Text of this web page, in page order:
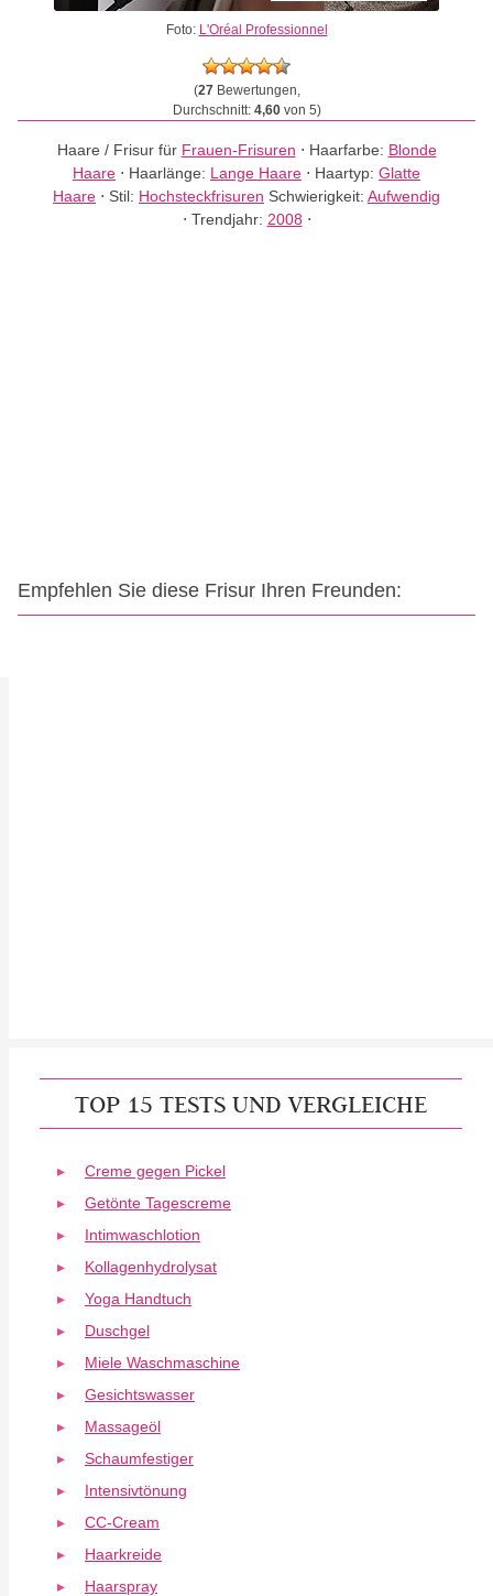
Foto: L'Oréal Professionnel
(27Bewertungen,
Durchschnitt: 4,60von 5)
Haare / Frisur für Frauen-Frisuren ⋅ Haarfarbe: Blonde
Haare ⋅ Haarlänge: Lange Haare ⋅ Haartyp: Glatte
Haare ⋅ Stil: Hochsteckfrisuren Schwierigkeit: Aufwendig
⋅ Trendjahr: 2008 ⋅
Empfehlen Sie diese Frisur Ihren Freunden:
TOP 15 TESTS UND VERGLEICHE
Creme gegen Pickel
Getönte Tagescreme
Intimwaschlotion
Kollagenhydrolysat
Yoga Handtuch
Duschgel
Miele Waschmaschine
Gesichtswasser
Massageöl
Schaumfestiger
Intensivtönung
CC-Cream
Haarkreide
Haarspray